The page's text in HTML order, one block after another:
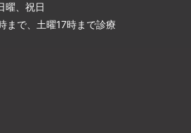
曜、祝日
まで、土曜17時まで診療